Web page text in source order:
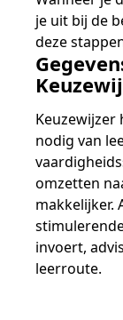
je uit bij de
deze
Keuzewijzer
nodig van
omzetten
makkelijker.
invoert,
leerroute.